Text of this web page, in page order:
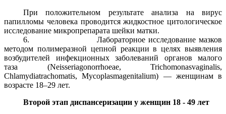
При положительном результате анализа на вирус
папилломы человека проводится жидкостное цитологическое
исследование микропрепарата шейки матки.
6. Лабораторное исследование мазков
методом полимеразной цепной реакции в целях выявления
возбудителей инфекционных заболеваний органов малого
таза (Neisseriagonorrhoeae, Trichomonasvaginalis,
Chlamydiatrachomatis, Mycoplasmagenitalium) — женщинам в
возрасте 18–29 лет.
Второй этап диспансеризации у женщин 18 - 49 лет